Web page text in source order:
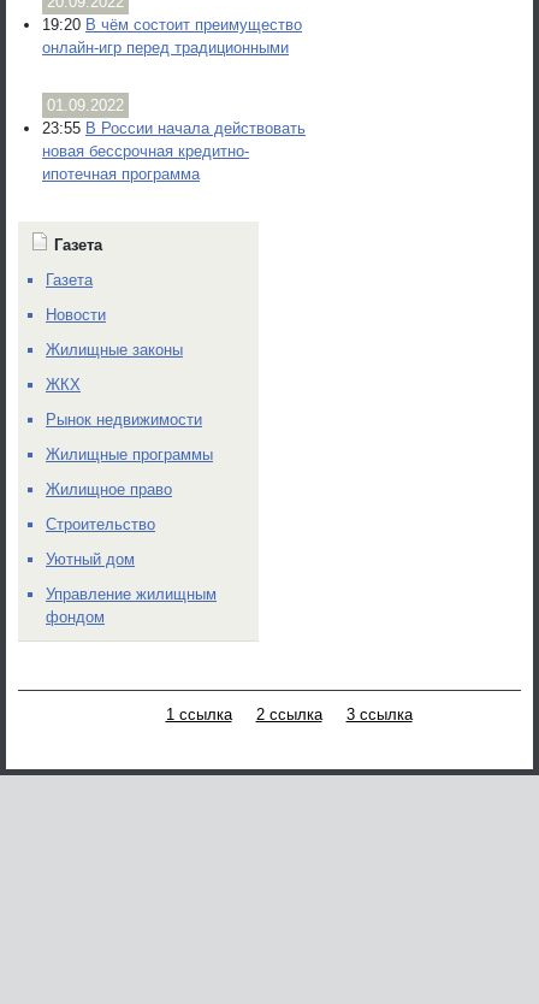
19:20 В чём состоит преимущество
онлайн-игр перед традиционными
01.09.2022
23:55 В России начала действовать
новая бессрочная кредитно-
ипотечная программа
Газета
Газета
Новости
Жилищные законы
ЖКХ
Рынок недвижимости
Жилищные программы
Жилищное право
Строительство
Уютный дом
Управление жилищным
фондом
1 ссылка 2 ссылка 3 ссылка